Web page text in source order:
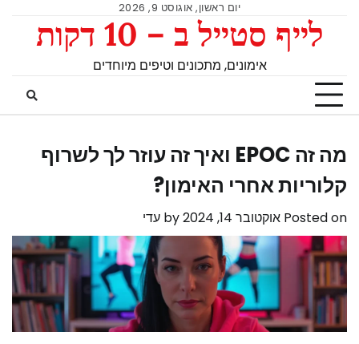
יום ראשון, אוגוסט 9, 2026
לייף סטייל ב – 10 דקות
אימונים, מתכונים וטיפים מיוחדים
מה זה EPOC ואיך זה עוזר לך לשרוף
קלוריות אחרי האימון?
Posted on אוקטובר 14, 2024 עדי